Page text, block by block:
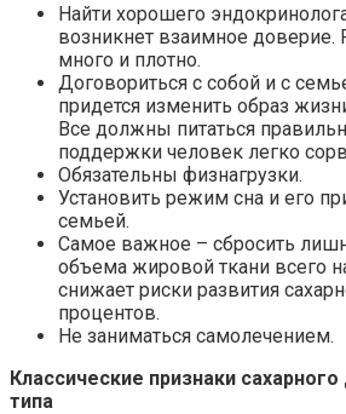
Найти хорошего
возникнет взаимное доверие.
много и плотно.
Договориться с собой и с
придется изменить образ
Все должны питаться
поддержки человек легко
Обязательны физнагрузки.
Установить режим сна и его
семьей.
Самое важное – сбросить
объема жировой ткани всего
снижает риски развития
процентов.
Не заниматься самолечением.
Классические признаки
типа